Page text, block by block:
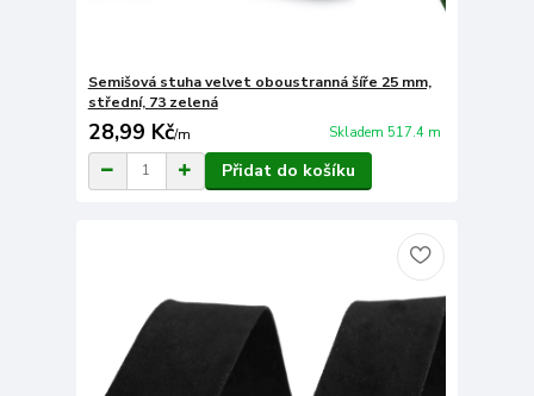
Semišová stuha velvet oboustranná šíře 25 mm,
střední, 73 zelená
28,99 Kč/m Skladem 517.4 m
Přidat do košíku